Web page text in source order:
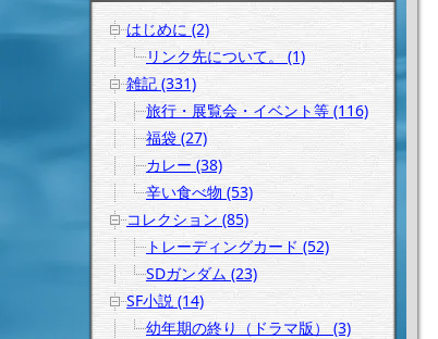
はじめに (2)
リンク先について。 (1)
雑記 (331)
旅行・展覧会・イベント等 (116)
福袋 (27)
カレー (38)
辛い食べ物 (53)
コレクション (85)
トレーディングカード (52)
SDガンダム (23)
SF小説 (14)
幼年期の終り（ドラマ版） (3)